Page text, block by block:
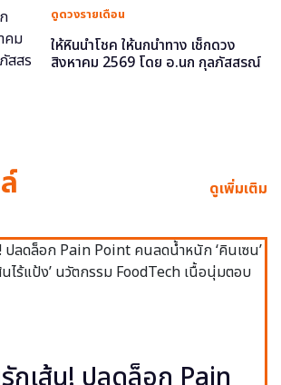
ดูดวงรายเดือน
ให้หินนำโชค ให้นกนำทาง เช็กดวง
สิงหาคม 2569 โดย อ.นก กุลภัสสรณ์
ดูเพิ่มเติม